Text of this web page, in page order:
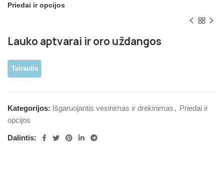
Priedai ir opcijos
Lauko aptvarai ir oro uždangos
Kategorijos: Išgaruojantis vėsinimas ir drėkinimas , Priedai ir
opcijos
Dalintis: